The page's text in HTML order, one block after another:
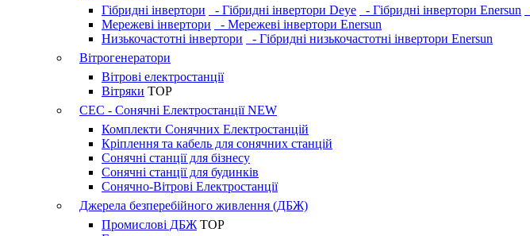
Гібридні інвертори
- Гібридні інвертори Deye - Гібридні інвертори Enersun
Мережеві інвертори
- Мережеві інвертори Enersun
Низькочастотні інвертори
- Гібридні низькочастотні інвертори Enersun
Вітрогенератори
Вітрові електростанції
Вітряки TOP
СЕС - Сонячні Електростанції NEW
Комплекти Сонячних Електростанцій
Кріплення та кабель для сонячних станцій
Сонячні станції для бізнесу
Сонячні станції для будинків
Сонячно-Вітрові Електростанції
Джерела безперебійного живлення (ДБЖ)
Промислові ДБЖ TOP